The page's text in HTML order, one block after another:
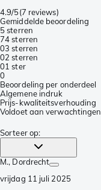
4.9/5(7 reviews)
Gemiddelde beoordeling
5 sterren
74 sterren
03 sterren
02 sterren
01 ster
0
Beoordeling per onderdeel
Algemene indruk
Prijs-kwaliteitsverhouding
Voldoet aan verwachtingen
Sorteer op:
M., Dordrecht
vrijdag 11 juli 2025